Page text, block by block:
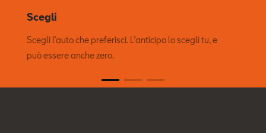
Scegli
Scegli l’auto che preferisci. L’anticipo lo scegli tu, e
può essere anche zero.